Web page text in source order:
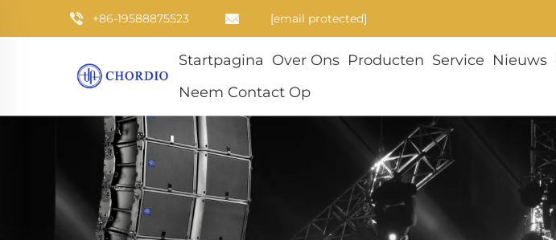
+86-19588875523 [email protected]
Startpagina Over Ons Producten Service Nieuws
Neem Contact Op